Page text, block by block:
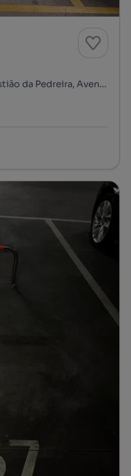
Avenida Duque de Ávila, São Sebastião da Pedreira, Avenidas Novas, Lisboa, Lisboa